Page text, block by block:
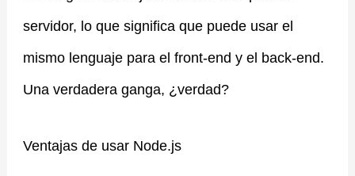
servidor, lo que significa que puede usar el
mismo lenguaje para el front-end y el back-end.
Una verdadera ganga, ¿verdad?
Ventajas de usar Node.js